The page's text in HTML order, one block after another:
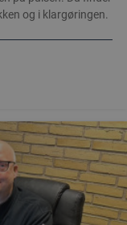
og i klargøringen.